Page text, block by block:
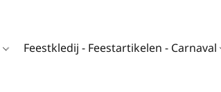
Feestkledij - Feestartikelen - Carnaval